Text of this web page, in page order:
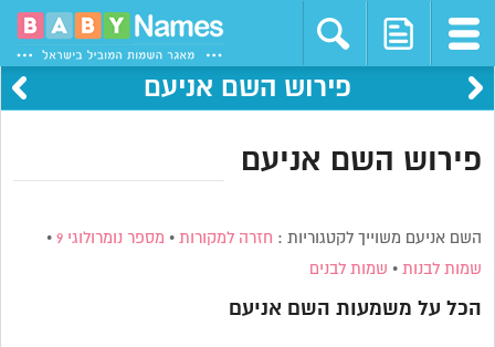
פירוש השם אניעם
פירוש השם אניעם
השם אניעם משוייך לקטגוריות : חזרה למקורות • מספר נומרולוגי 9 •
שמות לבנות • שמות לבנים
הכל על משמעות השם אניעם